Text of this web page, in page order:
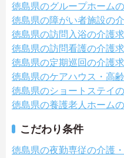
徳島県のグループホーム
徳島県の障がい者施設の
徳島県の訪問入浴の介護
徳島県の訪問看護の介護
徳島県の定期巡回の介護
徳島県のケアハウス・高
徳島県のショートステイ
徳島県の養護老人ホーム
こだわり条件
徳島県の夜勤専従の介護